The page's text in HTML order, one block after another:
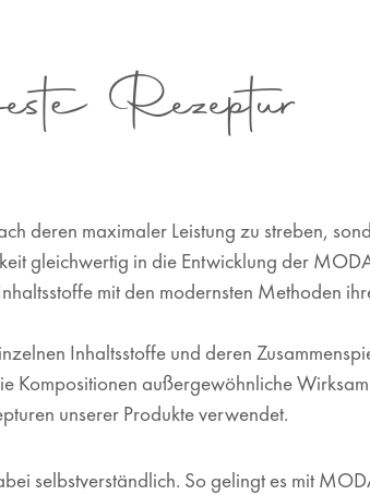
Rezeptur
deren maximaler Leistung zu streben,
gleichwertig in die Entwicklung der
mit den modernsten Methoden
Inhaltsstoffe und deren
Kompositionen außergewöhnliche
unserer Produkte verwendet.
selbstverständlich. So gelingt es mit